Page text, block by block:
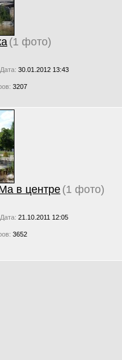
(1 фото)
Дата: 30.01.2012 13:43
3207
в центре (1 фото)
Дата: 21.10.2011 12:05
3652